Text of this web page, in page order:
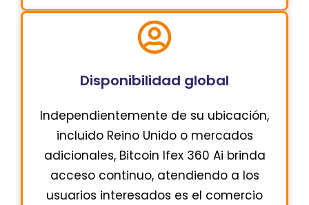
Disponibilidad global
Independientemente de su ubicación,
incluido Reino Unido o mercados
adicionales, Bitcoin Ifex 360 Ai brinda
acceso continuo, atendiendo a los
usuarios interesados ​​es el comercio